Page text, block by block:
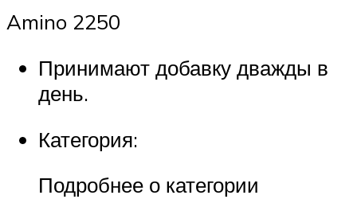
Amino 2250
Принимают добавку дважды в
день.
Категория:
Подробнее о категории